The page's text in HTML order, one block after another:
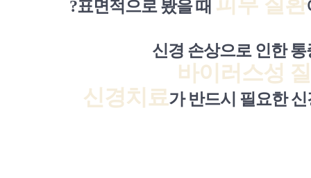
?표면적으로 봤을 때
신경 손상으로 인한
바이러스성
신경치료가 반드시 필요한